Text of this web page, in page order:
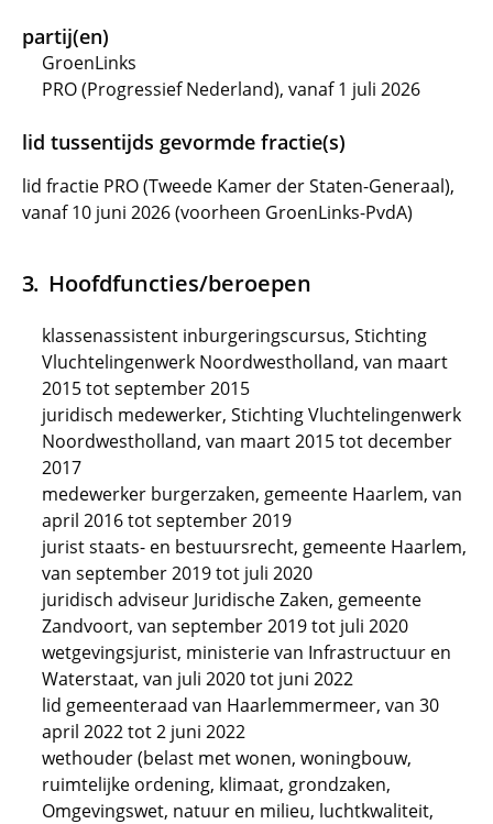
partij(en)
GroenLinks
PRO (Progressief Nederland), vanaf 1 juli 2026
lid tussentijds gevormde fractie(s)
lid fractie PRO (Tweede Kamer der Staten-Generaal),
vanaf 10 juni 2026 (voorheen GroenLinks-PvdA)
Hoofdfuncties/beroepen
klassenassistent inburgeringscursus, Stichting
Vluchtelingenwerk Noordwestholland, van maart
2015 tot september 2015
juridisch medewerker, Stichting Vluchtelingenwerk
Noordwestholland, van maart 2015 tot december
2017
medewerker burgerzaken, gemeente Haarlem, van
april 2016 tot september 2019
jurist staats- en bestuursrecht, gemeente Haarlem,
van september 2019 tot juli 2020
juridisch adviseur Juridische Zaken, gemeente
Zandvoort, van september 2019 tot juli 2020
wetgevingsjurist, ministerie van Infrastructuur en
Waterstaat, van juli 2020 tot juni 2022
lid gemeenteraad van Haarlemmermeer, van 30
april 2022 tot 2 juni 2022
wethouder (belast met wonen, woningbouw,
ruimtelijke ordening, klimaat, grondzaken,
Omgevingswet, natuur en milieu, luchtkwaliteit,